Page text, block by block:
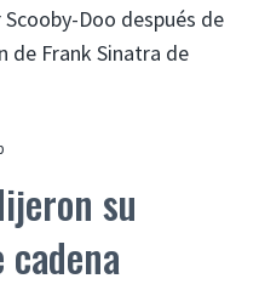
Doo después de
de Frank Sinatra de
su